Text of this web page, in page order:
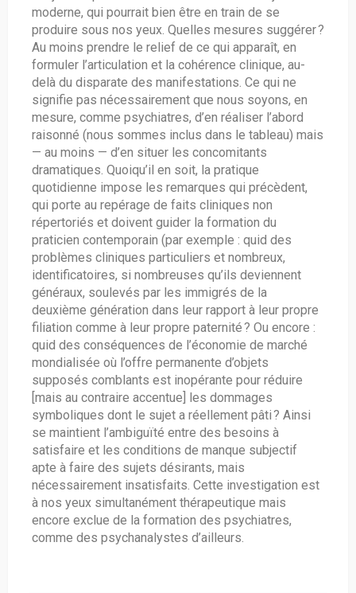
moderne, qui pourrait bien être en train de se
produire sous nos yeux. Quelles mesures suggérer ?
Au moins prendre le relief de ce qui apparaît, en
formuler l’articulation et la cohérence clinique, au-
delà du disparate des manifestations. Ce qui ne
signifie pas nécessairement que nous soyons, en
mesure, comme psychiatres, d’en réaliser l’abord
raisonné (nous sommes inclus dans le tableau) mais
— au moins — d’en situer les concomitants
dramatiques. Quoiqu’il en soit, la pratique
quotidienne impose les remarques qui précèdent,
qui porte au repérage de faits cliniques non
répertoriés et doivent guider la formation du
praticien contemporain (par exemple : quid des
problèmes cliniques particuliers et nombreux,
identificatoires, si nombreuses qu’ils deviennent
généraux, soulevés par les immigrés de la
deuxième génération dans leur rapport à leur propre
filiation comme à leur propre paternité ? Ou encore :
quid des conséquences de l’économie de marché
mondialisée où l’offre permanente d’objets
supposés comblants est inopérante pour réduire
[mais au contraire accentue] les dommages
symboliques dont le sujet a réellement pâti ? Ainsi
se maintient l’ambiguïté entre des besoins à
satisfaire et les conditions de manque subjectif
apte à faire des sujets désirants, mais
nécessairement insatisfaits. Cette investigation est
à nos yeux simultanément thérapeutique mais
encore exclue de la formation des psychiatres,
comme des psychanalystes d’ailleurs.